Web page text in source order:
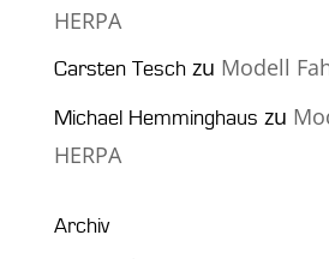
HERPA
Carsten Teschzu Modell
Michael Hemminghaus zu
HERPA
Archiv